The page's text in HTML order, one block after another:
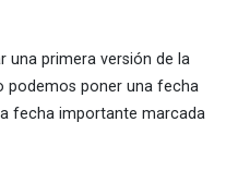
una primera versión de la
podemos poner una fecha
fecha importante marcada